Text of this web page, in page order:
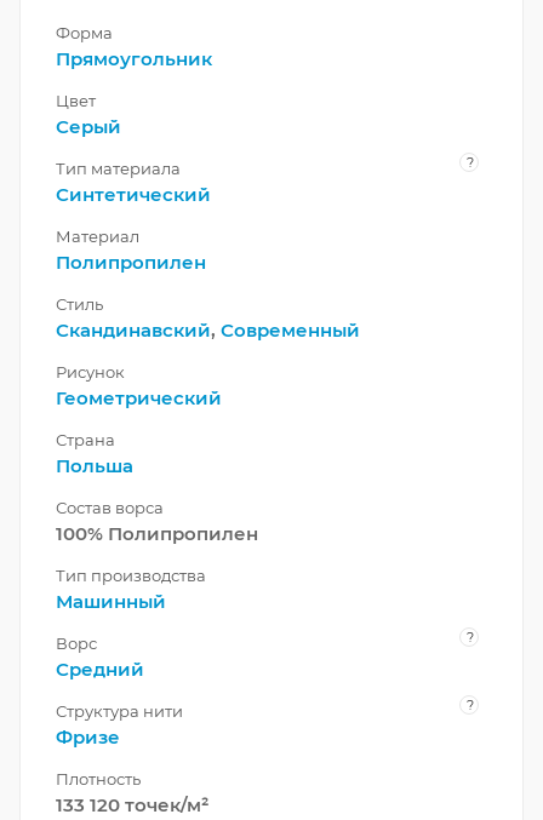
Форма
Прямоугольник
Цвет
Серый
Тип материала ?
Синтетический
Материал
Полипропилен
Стиль
Скандинавский, Современный
Рисунок
Геометрический
Страна
Польша
Состав ворса
100% Полипропилен
Тип производства
Машинный
Ворс ?
Средний
Структура нити ?
Фризе
Плотность
133 120 точек/м²